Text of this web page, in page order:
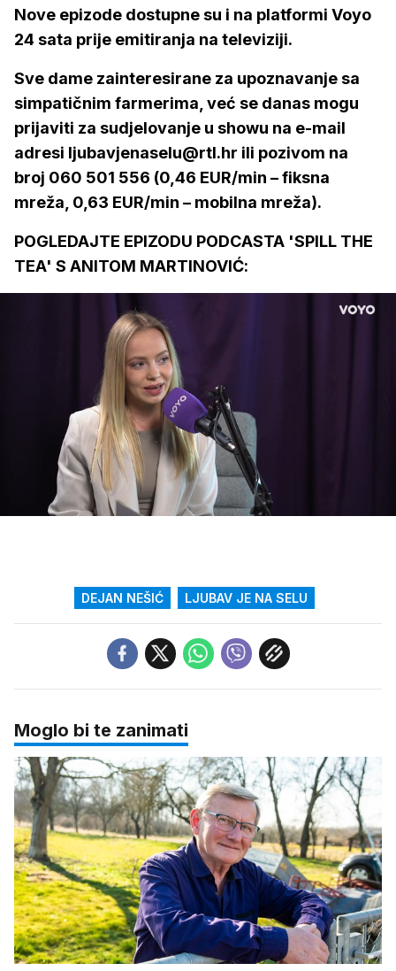
Nove epizode dostupne su i na platformi Voyo
24 sata prije emitiranja na televiziji.
Sve dame zainteresirane za upoznavanje sa
simpatičnim farmerima, već se danas mogu
prijaviti za sudjelovanje u showu na e-mail
adresi ljubavjenaselu@rtl.hr ili pozivom na
broj 060 501 556 (0,46 EUR/min – fiksna
mreža, 0,63 EUR/min – mobilna mreža).
POGLEDAJTE EPIZODU PODCASTA 'SPILL THE
TEA' S ANITOM MARTINOVIĆ:
Upali
zvuk
/
DEJAN NEŠIĆ LJUBAV JE NA SELU
Moglo bi te zanimati